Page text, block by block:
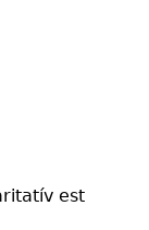
est